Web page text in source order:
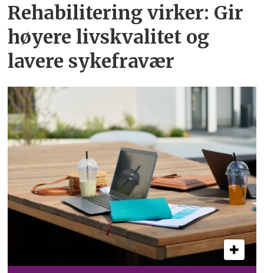
Rehabilitering virker: Gir
høyere livskvalitet og
lavere sykefravær